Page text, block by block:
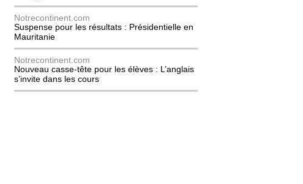
Notrecontinent.com
Suspense pour les résultats : Présidentielle en
Mauritanie
Notrecontinent.com
Nouveau casse-tête pour les élèves : L’anglais
s’invite dans les cours